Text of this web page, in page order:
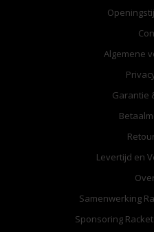
Algemene
Garantie
Levertijd en
Samenwerking
Sponsoring